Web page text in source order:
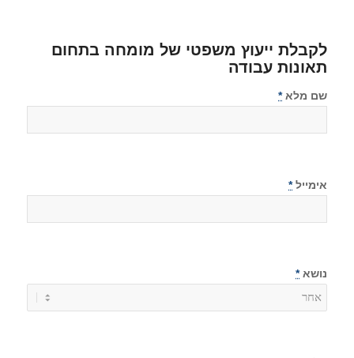
לקבלת ייעוץ משפטי של מומחה בתחום
תאונות עבודה
שם מלא*
אימייל*
נושא*